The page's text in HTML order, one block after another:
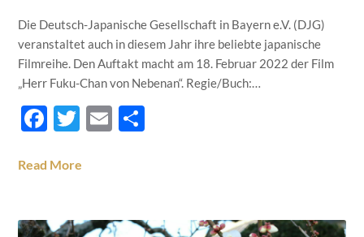
Die Deutsch-Japanische Gesellschaft in Bayern e.V. (DJG)
veranstaltet auch in diesem Jahr ihre beliebte japanische
Filmreihe. Den Auftakt macht am 18. Februar 2022 der Film
„Herr Fuku-Chan von Nebenan“. Regie/Buch:…
Facebook
Twitter
Email
Read More